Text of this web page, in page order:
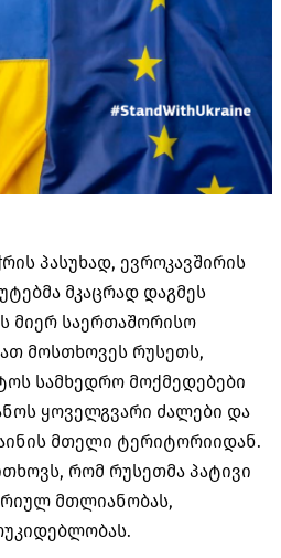
პასუხად, ევროკავშირის
მკაცრად დაგმეს
მიერ საერთაშორისო
მოსთხოვეს რუსეთს,
სამხედრო მოქმედებები
ყოველგვარი ძალები და
მთელი ტერიტორიიდან.
რომ რუსეთმა პატივი
მთლიანობას,